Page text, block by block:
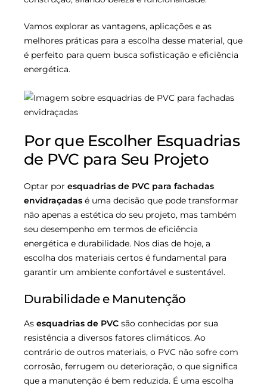
Vamos explorar as vantagens, aplicações e as
melhores práticas para a escolha desse material, que
é perfeito para quem busca sofisticação e eficiência
energética.
Por que Escolher Esquadrias
de PVC para Seu Projeto
Optar por esquadrias de PVC para fachadas
envidraçadas é uma decisão que pode transformar
não apenas a estética do seu projeto, mas também
seu desempenho em termos de eficiência
energética e durabilidade. Nos dias de hoje, a
escolha dos materiais certos é fundamental para
garantir um ambiente confortável e sustentável.
Durabilidade e Manutenção
As esquadrias de PVC são conhecidas por sua
resistência a diversos fatores climáticos. Ao
contrário de outros materiais, o PVC não sofre com
corrosão, ferrugem ou deterioração, o que significa
que a manutenção é bem reduzida. É uma escolha